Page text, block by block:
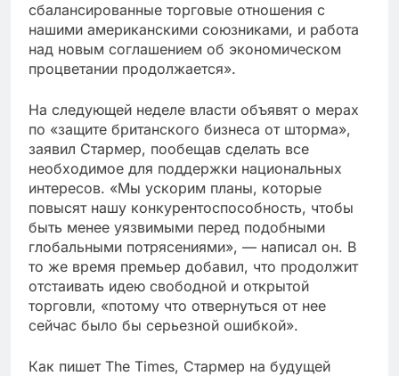
сбалансированные торговые отношения с
нашими американскими союзниками, и работа
над новым соглашением об экономическом
процветании продолжается».
На следующей неделе власти объявят о мерах
по «защите британского бизнеса от шторма»,
заявил Стармер, пообещав сделать все
необходимое для поддержки национальных
интересов. «Мы ускорим планы, которые
повысят нашу конкурентоспособность, чтобы
быть менее уязвимыми перед подобными
глобальными потрясениями», — написал он. В
то же время премьер добавил, что продолжит
отстаивать идею свободной и открытой
торговли, «потому что отвернуться от нее
сейчас было бы серьезной ошибкой».
Как пишет The Times, Стармер на будущей